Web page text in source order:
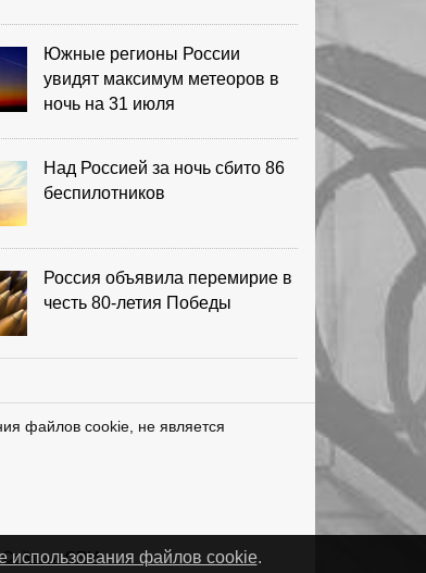
Южные регионы России
увидят максимум метеоров в
ночь на 31 июля
Над Россией за ночь сбито 86
беспилотников
Россия объявила перемирие в
честь 80-летия Победы
файлов cookie, не является
и CRM
использования файлов cookie.